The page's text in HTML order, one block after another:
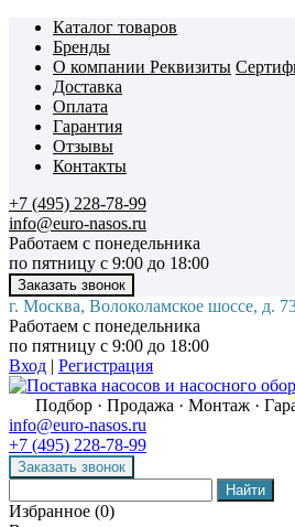
Каталог товаров
Бренды
О компании Реквизиты
Доставка
Оплата
Гарантия
Отзывы
Контакты
+7 (495) 228-78-99
info@euro-nasos.ru
Работаем с понедельника
по пятницу с 9:00 до 18:00
г. Москва, Волоколамское шоссе, д.
Работаем с понедельника
по пятницу с 9:00 до 18:00
Вход | Регистрация
Подбор · Продажа · Монтаж ·
info@euro-nasos.ru
+7 (495) 228-78-99
Избранное (0)